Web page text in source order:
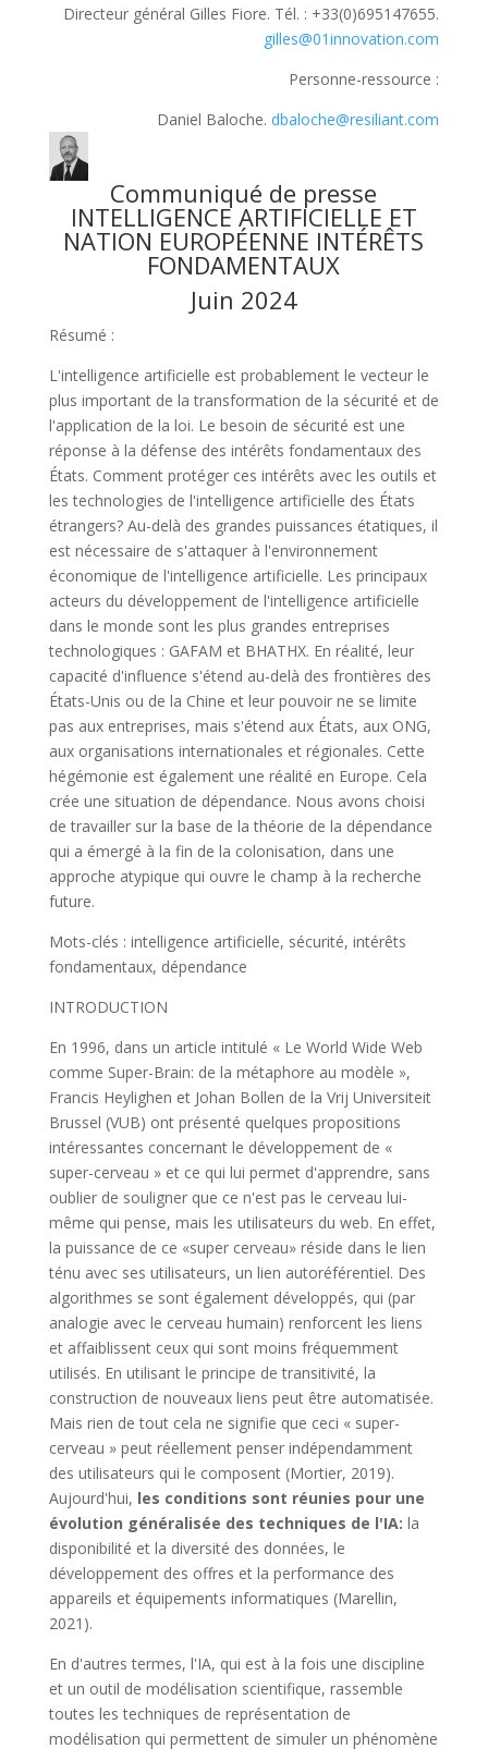
Directeur général Gilles Fiore. Tél. : +33(0)695147655.
gilles@01innovation.com
Personne-ressource :
Daniel Baloche.dbaloche@resiliant.com
Communiqué de presse
INTELLIGENCE ARTIFICIELLE ET
NATION EUROPÉENNE INTÉRÊTS
FONDAMENTAUX
Juin 2024
Résumé :
L'intelligence artificielle est probablement le vecteur le
plus important de la transformation de la sécurité et de
l'application de la loi. Le besoin de sécurité est une
réponse à la défense des intérêts fondamentaux des
États. Comment protéger ces intérêts avec les outils et
les technologies de l'intelligence artificielle des États
étrangers? Au-delà des grandes puissances étatiques, il
est nécessaire de s'attaquer à l'environnement
économique de l'intelligence artificielle. Les principaux
acteurs du développement de l'intelligence artificielle
dans le monde sont les plus grandes entreprises
technologiques : GAFAM et BHATHX. En réalité, leur
capacité d'influence s'étend au-delà des frontières des
États-Unis ou de la Chine et leur pouvoir ne se limite
pas aux entreprises, mais s'étend aux États, aux ONG,
aux organisations internationales et régionales. Cette
hégémonie est également une réalité en Europe. Cela
crée une situation de dépendance. Nous avons choisi
de travailler sur la base de la théorie de la dépendance
qui a émergé à la fin de la colonisation, dans une
approche atypique qui ouvre le champ à la recherche
future.
Mots-clés : intelligence artificielle, sécurité, intérêts
fondamentaux, dépendance
INTRODUCTION
En 1996, dans un article intitulé « Le World Wide Web
comme Super-Brain: de la métaphore au modèle »,
Francis Heylighen et Johan Bollen de la Vrij Universiteit
Brussel (VUB) ont présenté quelques propositions
intéressantes concernant le développement de «
super-cerveau » et ce qui lui permet d'apprendre, sans
oublier de souligner que ce n'est pas le cerveau lui-
même qui pense, mais les utilisateurs du web. En effet,
la puissance de ce «super cerveau» réside dans le lien
ténu avec ses utilisateurs, un lien autoréférentiel. Des
algorithmes se sont également développés, qui (par
analogie avec le cerveau humain) renforcent les liens
et affaiblissent ceux qui sont moins fréquemment
utilisés. En utilisant le principe de transitivité, la
construction de nouveaux liens peut être automatisée.
Mais rien de tout cela ne signifie que ceci « super-
cerveau » peut réellement penser indépendamment
des utilisateurs qui le composent (Mortier, 2019).
Aujourd'hui, les conditions sont réunies pour une
évolution généralisée des techniques de l'IA: la
disponibilité et la diversité des données, le
développement des offres et la performance des
appareils et équipements informatiques (Marellin,
2021).
En d'autres termes, l'IA, qui est à la fois une discipline
et un outil de modélisation scientifique, rassemble
toutes les techniques de représentation de
modélisation qui permettent de simuler un phénomène